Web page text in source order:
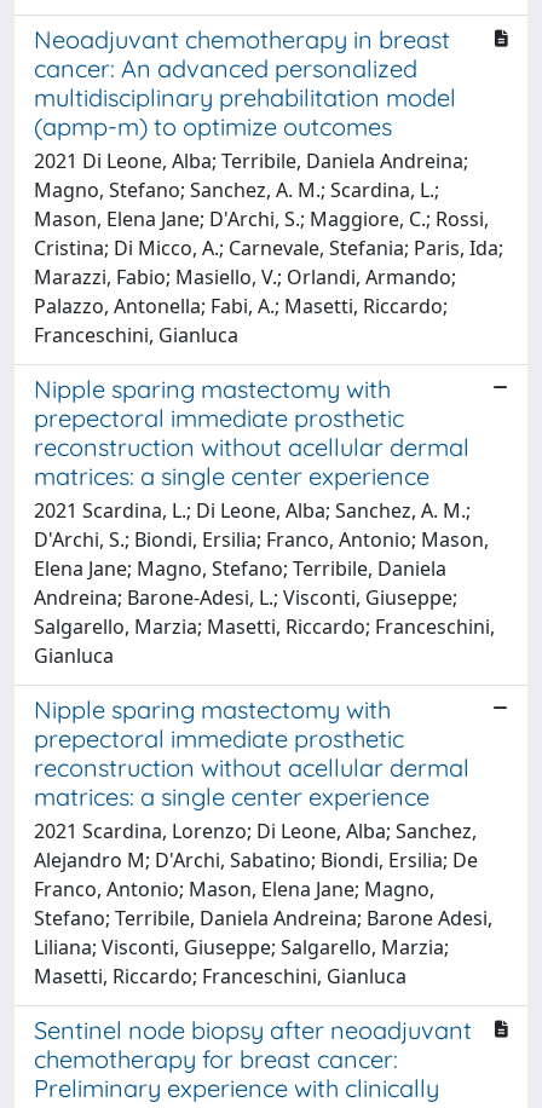
Neoadjuvant chemotherapy in breast
cancer: An advanced personalized
multidisciplinary prehabilitation model
(apmp-m) to optimize outcomes
2021 Di Leone, Alba; Terribile, Daniela Andreina;
Magno, Stefano; Sanchez, A. M.; Scardina, L.;
Mason, Elena Jane; D'Archi, S.; Maggiore, C.; Rossi,
Cristina; Di Micco, A.; Carnevale, Stefania; Paris, Ida;
Marazzi, Fabio; Masiello, V.; Orlandi, Armando;
Palazzo, Antonella; Fabi, A.; Masetti, Riccardo;
Franceschini, Gianluca
Nipple sparing mastectomy with
prepectoral immediate prosthetic
reconstruction without acellular dermal
matrices: a single center experience
2021 Scardina, L.; Di Leone, Alba; Sanchez, A. M.;
D'Archi, S.; Biondi, Ersilia; Franco, Antonio; Mason,
Elena Jane; Magno, Stefano; Terribile, Daniela
Andreina; Barone-Adesi, L.; Visconti, Giuseppe;
Salgarello, Marzia; Masetti, Riccardo; Franceschini,
Gianluca
Nipple sparing mastectomy with
prepectoral immediate prosthetic
reconstruction without acellular dermal
matrices: a single center experience
2021 Scardina, Lorenzo; Di Leone, Alba; Sanchez,
Alejandro M; D'Archi, Sabatino; Biondi, Ersilia; De
Franco, Antonio; Mason, Elena Jane; Magno,
Stefano; Terribile, Daniela Andreina; Barone Adesi,
Liliana; Visconti, Giuseppe; Salgarello, Marzia;
Masetti, Riccardo; Franceschini, Gianluca
Sentinel node biopsy after neoadjuvant
chemotherapy for breast cancer:
Preliminary experience with clinically